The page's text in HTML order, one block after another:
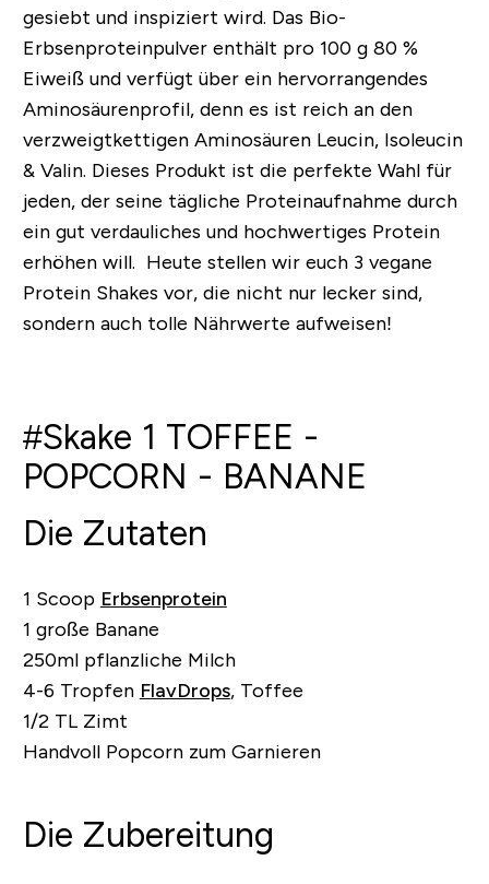
gesiebt und inspiziert wird. Das Bio-
Erbsenproteinpulver enthält pro 100 g 80 %
Eiweiß und verfügt über ein hervorrangendes
Aminosäurenprofil, denn es ist reich an den
verzweigtkettigen Aminosäuren Leucin, Isoleucin
& Valin. Dieses Produkt ist die perfekte Wahl für
jeden, der seine tägliche Proteinaufnahme durch
ein gut verdauliches und hochwertiges Protein
erhöhen will. Heute stellen wir euch 3 vegane
Protein Shakes vor, die nicht nur lecker sind,
sondern auch tolle Nährwerte aufweisen!
#Skake 1 TOFFEE -
POPCORN - BANANE
Die Zutaten
1 Scoop Erbsenprotein
1 große Banane
250ml pflanzliche Milch
4-6 Tropfen FlavDrops, Toffee
1/2 TL Zimt
Handvoll Popcorn zum Garnieren
Die Zubereitung